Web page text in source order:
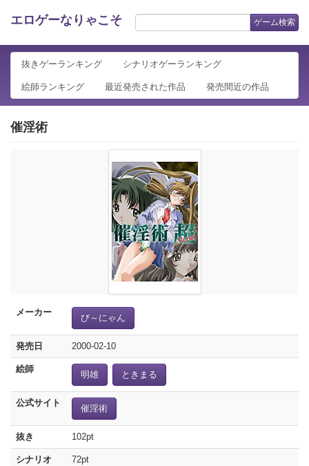
エロゲーなりゃこそ ゲーム検索
抜きゲーランキング シナリオゲーランキング
絵師ランキング 最近発売された作品 発売間近の作品
催淫術
メーカー
び～にゃん
発売日 2000-02-10
絵師
明雄 ときまる
公式サイト
催淫術
抜き 102pt
シナリオ 72pt